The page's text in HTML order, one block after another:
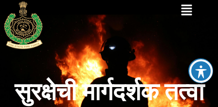
सुरक्षेची मार्गदर्शक तत्वां